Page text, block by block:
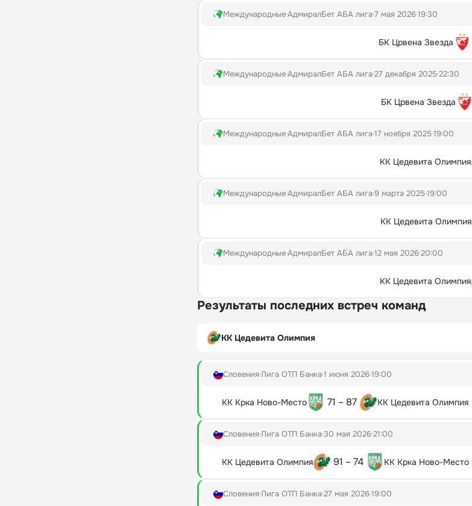
МеждународныеАдмиралБет АБА лига7 мая 202619:30
БК Црвена Звезда
МеждународныеАдмиралБет АБА лига27 декабря 202522:30
БК Црвена Звезда
МеждународныеАдмиралБет АБА лига17 ноября 202519:00
КК Цедевита Олимпия
МеждународныеАдмиралБет АБА лига9 марта 202519:00
КК Цедевита Олимпия
МеждународныеАдмиралБет АБА лига12 мая 202620:00
КК Цедевита Олимпия
Результаты последних встреч команд
КК Цедевита Олимпия
Словения Лига ОТП Банка1 июня 202619:00
КК Крка Ново-Место 71 – 87 КК Цедевита Олимпия
Словения Лига ОТП Банка30 мая 202621:00
КК Цедевита Олимпия 91 – 74 КК Крка Ново-Место
Словения Лига ОТП Банка27 мая 202619:00